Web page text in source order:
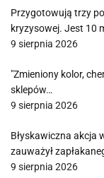
Przygotowują trzy
kryzysowej. Jest 10
9 sierpnia 2026
"Zmieniony kolor,
sklepów…
9 sierpnia 2026
Błyskawiczna akcja
zauważył
9 sierpnia 2026